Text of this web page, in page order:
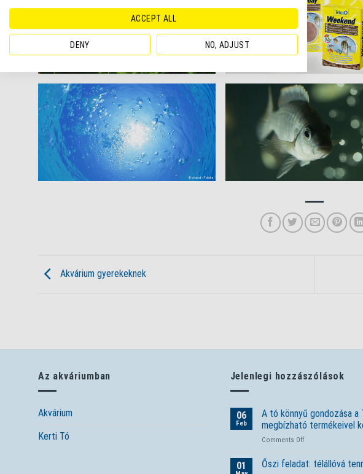
Akvárium gyerekeknek
Az akváriumban
Akvárium
Kerti Tó
Jelenlegi hozzászólások
06
Feb
A tó könnyű gondozása a
megbízható termékeivel
Comments Offon
tó
01 Őszi feladat: télállóvá
ACCEPT ALL
DENY NO, ADJUST